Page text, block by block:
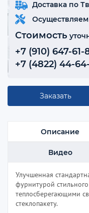
Доставка по
Стоимость
+7 (910) 647-61-
+7 (4822) 44-
Заказать
Описание
Видео
Улучшенная
фурнитурой
теплосберегающими
стеклопакету.